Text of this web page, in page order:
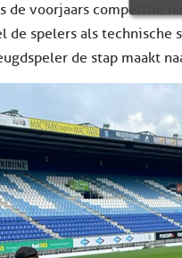
de voorjaars competitie
de spelers als
de stap maakt